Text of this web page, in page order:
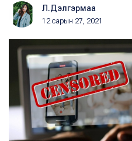
Л.Дэлгэрмаа
12 сарын 27, 2021